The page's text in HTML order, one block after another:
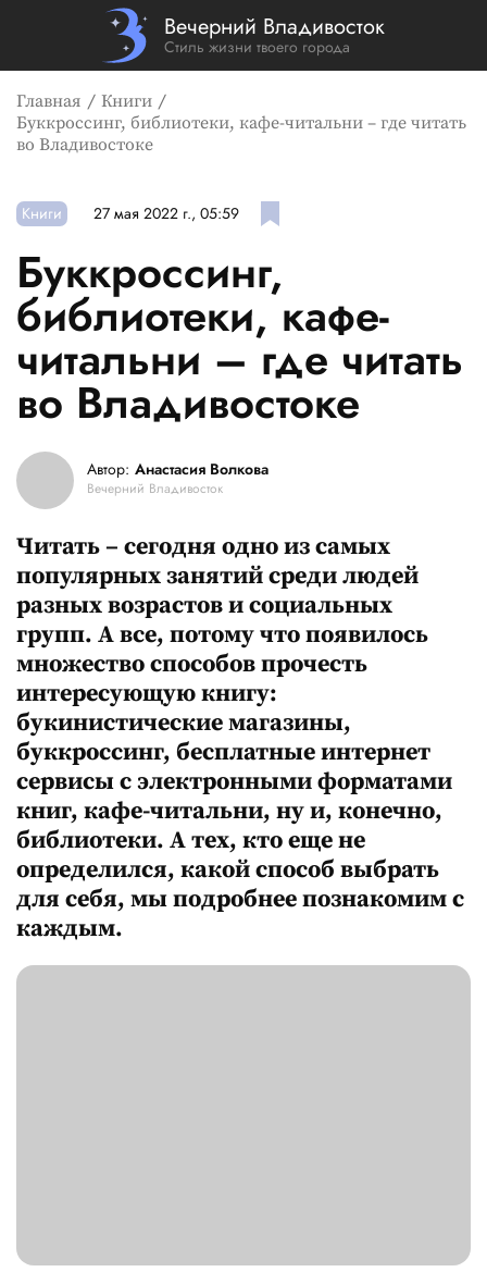
Вечерний Владивосток
Стиль жизни твоего города
Главная
Книги
Буккроссинг, библиотеки, кафе-читальни – где читать
во Владивостоке
Книги 27 мая 2022 г., 05:59
Буккроссинг,
библиотеки, кафе-
читальни – где читать
во Владивостоке
Автор: Анастасия Волкова
Вечерний Владивосток
Читать – сегодня одно из самых
популярных занятий среди людей
разных возрастов и социальных
групп. А все, потому что появилось
множество способов прочесть
интересующую книгу:
букинистические магазины,
буккроссинг, бесплатные интернет
сервисы с электронными форматами
книг, кафе-читальни, ну и, конечно,
библиотеки. А тех, кто еще не
определился, какой способ выбрать
для себя, мы подробнее познакомим с
каждым.